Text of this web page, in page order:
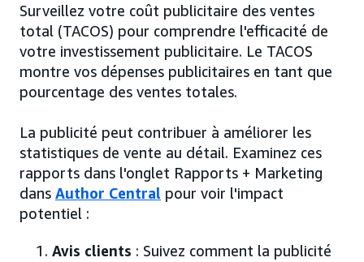
Surveillez votre coût publicitaire des ventes
total (TACOS) pour comprendre l'efficacité de
votre investissement publicitaire. Le TACOS
montre vos dépenses publicitaires en tant que
pourcentage des ventes totales.
La publicité peut contribuer à améliorer les
statistiques de vente au détail. Examinez ces
rapports dans l'onglet Rapports + Marketing
dans Author Central pour voir l'impact
potentiel :
Avis clients : Suivez comment la publicité